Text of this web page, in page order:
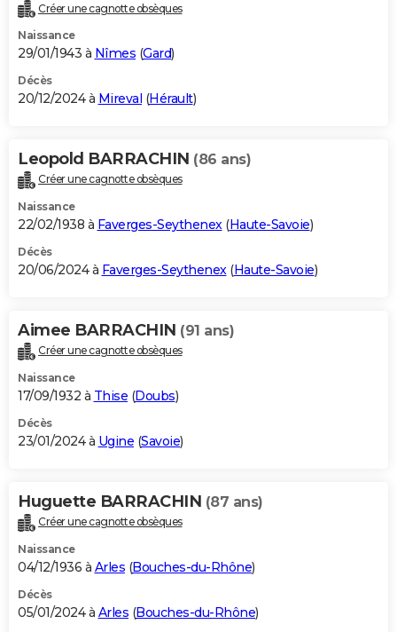
Créer une cagnotte obsèques
Naissance
29/01/1943 à Nîmes (Gard)
Décès
20/12/2024 à Mireval (Hérault)
Leopold BARRACHIN (86 ans)
Créer une cagnotte obsèques
Naissance
22/02/1938 à Faverges-Seythenex(Haute-Savoie)
Décès
20/06/2024 à Faverges-Seythenex(Haute-Savoie)
Aimee BARRACHIN (91 ans)
Créer une cagnotte obsèques
Naissance
17/09/1932 à Thise (Doubs)
Décès
23/01/2024 à Ugine (Savoie)
Huguette BARRACHIN (87 ans)
Créer une cagnotte obsèques
Naissance
04/12/1936 à Arles (Bouches-du-Rhône)
Décès
05/01/2024 à Arles (Bouches-du-Rhône)